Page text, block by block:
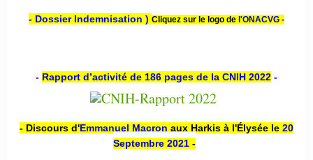
- Dossier Indemnisation ) Cliquez sur le logo de l'ONACVG -
- Rapport d’activité de 186 pages de la CNIH 2022 -
- Discours d'Emmanuel Macron aux Harkis à l'Élysée le 20
Septembre 2021 -